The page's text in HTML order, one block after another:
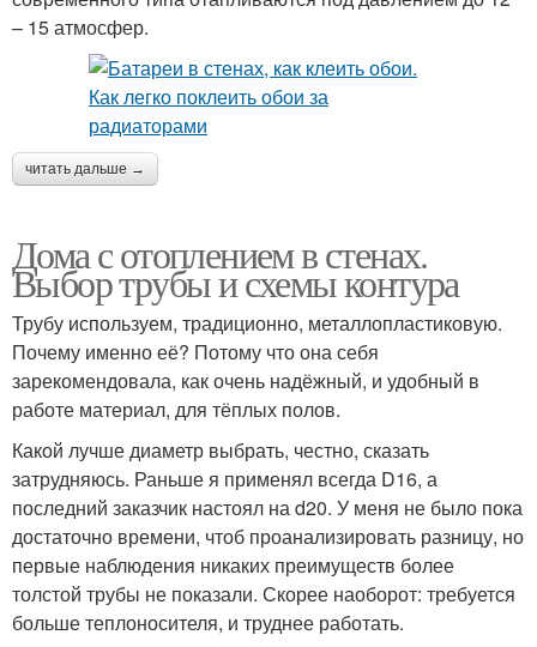
– 15 атмосфер.
читать дальше →
Дома с отоплением в стенах.
Выбор трубы и схемы контура
Трубу используем, традиционно, металлопластиковую.
Почему именно её? Потому что она себя
зарекомендовала, как очень надёжный, и удобный в
работе материал, для тёплых полов.
Какой лучше диаметр выбрать, честно, сказать
затрудняюсь. Раньше я применял всегда D16, а
последний заказчик настоял на d20. У меня не было пока
достаточно времени, чтоб проанализировать разницу, но
первые наблюдения никаких преимуществ более
толстой трубы не показали. Скорее наоборот: требуется
больше теплоносителя, и труднее работать.